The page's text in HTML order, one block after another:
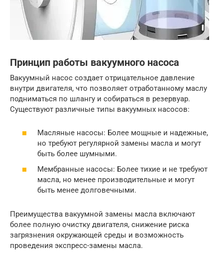
Принцип работы вакуумного насоса
Вакуумный насос создает отрицательное давление
внутри двигателя, что позволяет отработанному маслу
подниматься по шлангу и собираться в резервуар.
Существуют различные типы вакуумных насосов:
Масляные насосы: Более мощные и надежные,
но требуют регулярной замены масла и могут
быть более шумными.
Мембранные насосы: Более тихие и не требуют
масла, но менее производительные и могут
быть менее долговечными.
Преимущества вакуумной замены масла включают
более полную очистку двигателя, снижение риска
загрязнения окружающей среды и возможность
проведения экспресс-замены масла.